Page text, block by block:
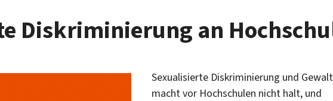
Diskriminierung an
Sexualisierte Diskriminierung und Gewalt
macht vor Hochschulen nicht halt, und